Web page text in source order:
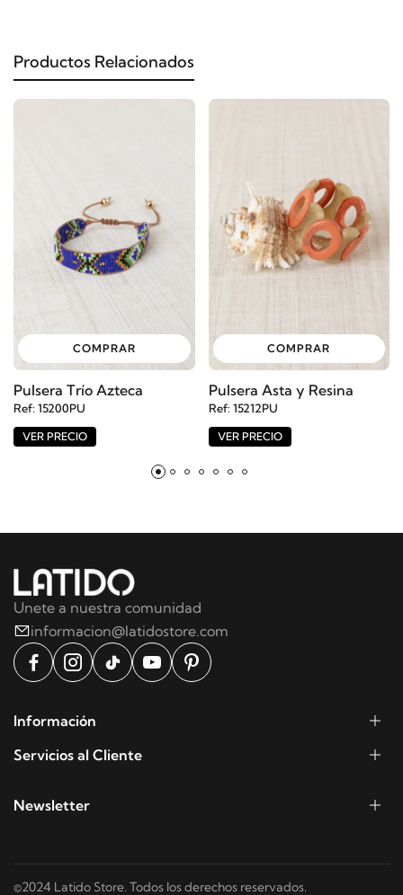
Productos Relacionados
COMPRAR
Pulsera Trío Azteca
Ref: 15200PU
VER PRECIO
COMPRAR
Pulsera Asta y Resina
Ref: 15212PU
VER PRECIO
Unete a nuestra comunidad
informacion@latidostore.com
Información
Servicios al Cliente
Newsletter
©2024 Latido Store. Todos los derechos reservados.